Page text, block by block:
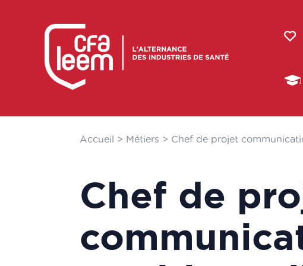
Accueil > Métiers > Chef de projet
Chef de